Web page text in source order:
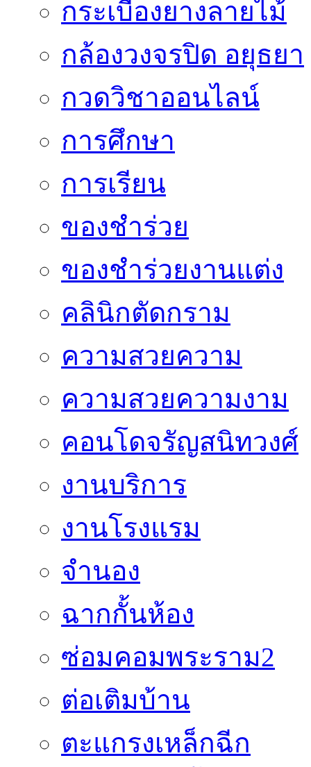
กระเบื้องยางลายไม้
กล้องวงจรปิด อยุธยา
กวดวิชาออนไลน์
การศึกษา
การเรียน
ของชำร่วย
ของชำร่วยงานแต่ง
คลินิกตัดกราม
ความสวยความ
ความสวยความงาม
คอนโดจรัญสนิทวงศ์
งานบริการ
งานโรงแรม
จำนอง
ฉากกั้นห้อง
ซ่อมคอมพระราม2
ต่อเติมบ้าน
ตะแกรงเหล็กฉีก